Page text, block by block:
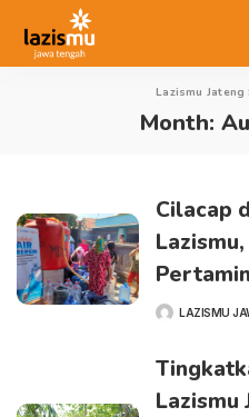
Lazismu Jateng
Month:
Cilacap
POSTEDLAZISMU
Lazismu